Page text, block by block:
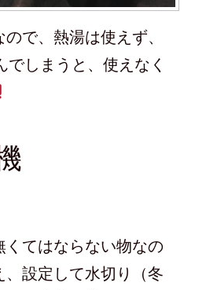
で、熱湯は使えず、
でしまうと、使えなく
くてはならない物なの
、設定して水切り（冬